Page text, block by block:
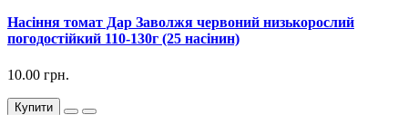
Насіння томат Дар Заволжя червоний низькорослий
погодостійкий 110-130г (25 насінин)
10.00 грн.
Купити